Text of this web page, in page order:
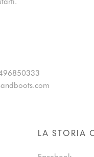
LA STORIA